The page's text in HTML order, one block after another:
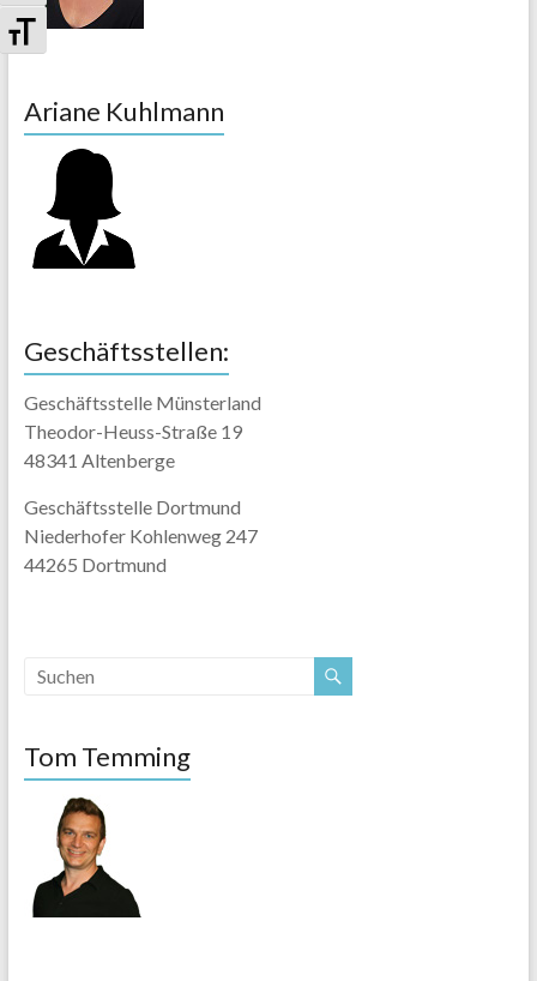
Schrift vergrößern
Ariane Kuhlmann
Geschäftsstellen:
Geschäftsstelle Münsterland
Theodor-Heuss-Straße 19
48341 Altenberge
Geschäftsstelle Dortmund
Niederhofer Kohlenweg 247
44265 Dortmund
Tom Temming